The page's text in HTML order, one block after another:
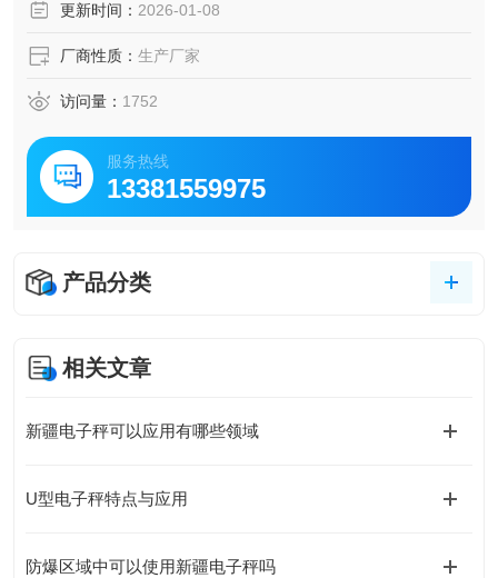
更新时间： 2026-01-08
厂商性质： 生产厂家
访问量： 1752
服务热线
13381559975
产品分类
相关文章
新疆电子秤可以应用有哪些领域
U型电子秤特点与应用
防爆区域中可以使用新疆电子秤吗